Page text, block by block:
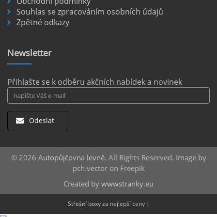
Letiště Berlín Brandenburg (BER) je hlavním
dopravním uzlem pro cestovatele mířící do
okolních regionech bez omezení, pronájem
číst :celý článek
Souhlas se zpracováním osobních údajů
Zpětné odkazy
Newsletter
Přihlašte se k odběru akčních nabídek a novinek
Odeslat
© 2026 Autopůjčovna levně. All Rights Reserved. Image by
pch.vector on Freepik
Created by wwwstranky.eu
Střešní boxyza nejlepší ceny |